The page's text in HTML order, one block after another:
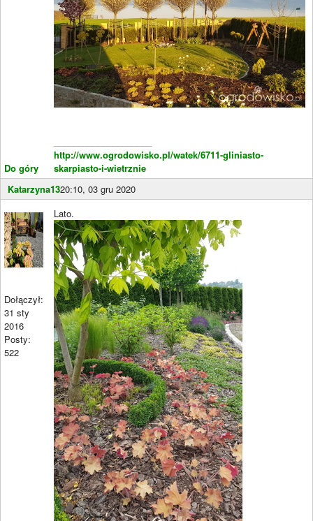
Do góry
http://www.ogrodowisko.pl/watek/6711-gliniasto-
skarpiasto-i-wietrznie
Katarzyna1320:10, 03 gru 2020
Dołączył:
31 sty
2016
Posty:
522
Lato.